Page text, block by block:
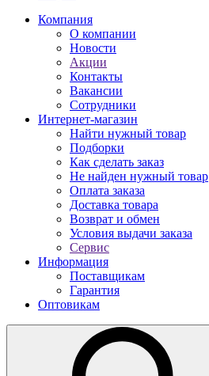
Компания
О компании
Новости
Акции
Контакты
Вакансии
Сотрудники
Интернет-магазин
Найти нужный товар
Подборки
Как сделать заказ
Не найден нужный товар
Оплата заказа
Доставка товара
Возврат и обмен
Условия выдачи заказа
Сервис
Информация
Поставщикам
Гарантия
Оптовикам